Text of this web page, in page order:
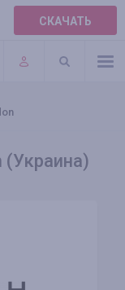
СКАЧАТЬ
(Украина)